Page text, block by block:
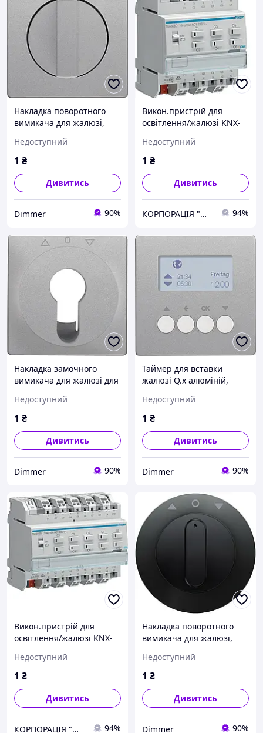
Накладка поворотного
вимикача для жалюзі,
Гарантія
Недоступний
1 ₴
Дивитись
Dimmer 90%
Викон.пристрій для
освітлення/жалюзі KNX-
16A, C-Last TXA606D,
Original
Недоступний
1 ₴
Дивитись
КОРПОРАЦІЯ "МЕДІСАН" 94%
Накладка замочного
вимикача для жалюзі для
Q.x 15066084, Гарантія
Недоступний
1 ₴
Дивитись
Dimmer 90%
Таймер для вставки
жалюзі Q.x алюміній,
Недоступний
1 ₴
Дивитись
Dimmer 90%
Викон.пристрій для
освітлення/жалюзі KNX-
16A, C-Last TXA610D,
Original
Недоступний
1 ₴
Дивитись
КОРПОРАЦІЯ "МЕДІСАН" 94%
Накладка поворотного
вимикача для жалюзі,
Гарантія
Недоступний
1 ₴
Дивитись
Dimmer 90%